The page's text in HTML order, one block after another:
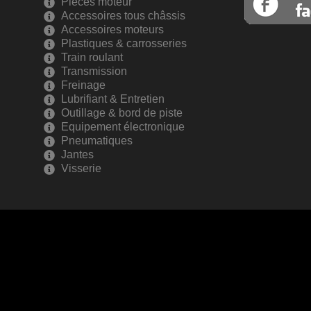
Accessoires tous châssis
Accessoires moteurs
Plastiques & carrosseries
Train roulant
Transmission
Freinage
Lubrifiant & Entretien
Outillage & bord de piste
Equipement électronique
Pneumatiques
Jantes
Visserie